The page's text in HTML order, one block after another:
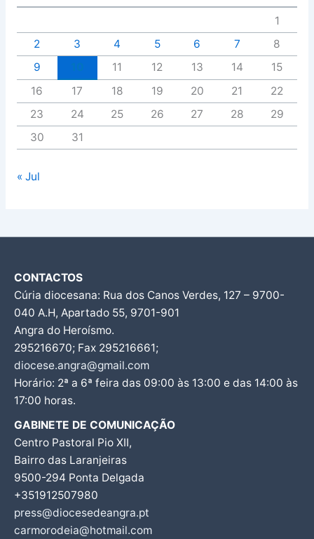
1
2
3 4 5 6 7
8
9
11 12 13 14
15
16
17 18 19 20 21
22
23
24 25 26 27 28
29
30
31
« Jul
CONTACTOS
Cúria diocesana: Rua dos Canos Verdes, 127 – 9700-
040 A.H, Apartado 55, 9701-901
Angra do Heroísmo.
295216670; Fax 295216661;
diocese.angra@gmail.com
Horário: 2ª a 6ª feira das 09:00 às 13:00 e das 14:00 às
17:00 horas.
GABINETE DE COMUNICAÇÃO
Centro Pastoral Pio XII,
Bairro das Laranjeiras
9500-294 Ponta Delgada
+351912507980
press@diocesedeangra.pt
carmorodeia@hotmail.com